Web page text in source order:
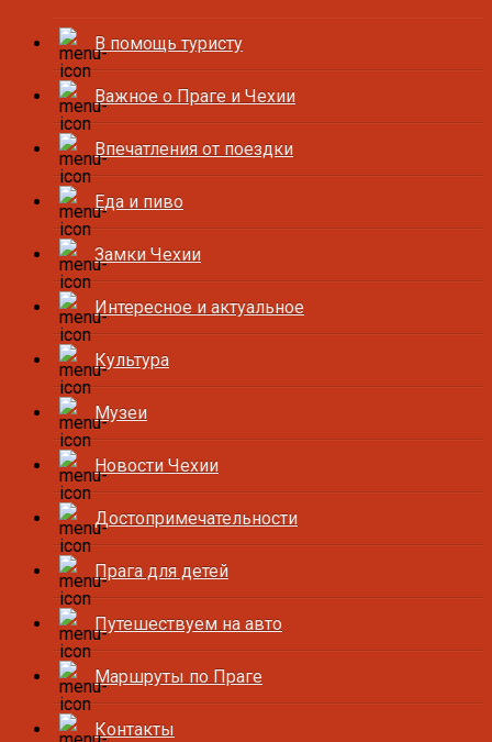
В помощь туристу
Важное о Праге и Чехии
Впечатления от поездки
Еда и пиво
Замки Чехии
Интересное и актуальное
Культура
Музеи
Новости Чехии
Достопримечательности
Прага для детей
Путешествуем на авто
Маршруты по Праге
Контакты